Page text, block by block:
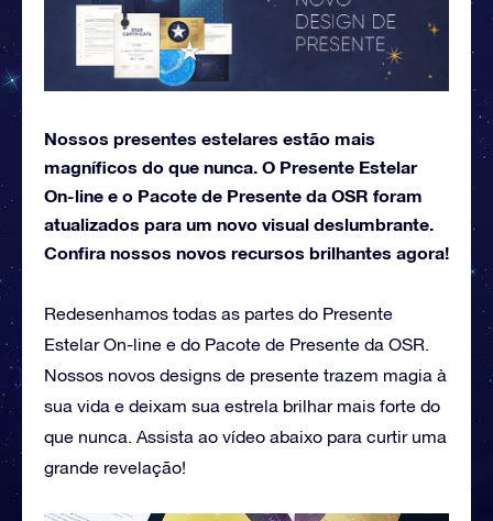
Nossos presentes estelares estão mais
magníficos do que nunca. O Presente Estelar
On-line e o Pacote de Presente da OSR foram
atualizados para um novo visual deslumbrante.
Confira nossos novos recursos brilhantes agora!
Redesenhamos todas as partes do Presente
Estelar On-line e do Pacote de Presente da OSR.
Nossos novos designs de presente trazem magia à
sua vida e deixam sua estrela brilhar mais forte do
que nunca. Assista ao vídeo abaixo para curtir uma
grande revelação!